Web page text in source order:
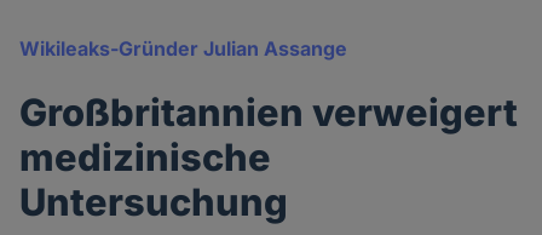
Wikileaks-Gründer Julian Assange
Großbritannien verweigert
medizinische
Untersuchung